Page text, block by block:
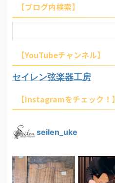
【ブログ内検索】
【YouTubeチャンネル】
セイレン弦楽器工房
【Instagramをチェック！】
seilen_uke